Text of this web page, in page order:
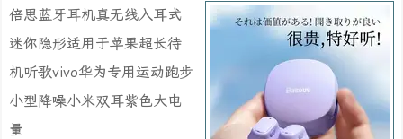
倍思蓝牙耳机真无线入耳式
迷你隐形适用于苹果超长待
机听歌vivo华为专用运动跑步
小型降噪小米双耳紫色大电
量